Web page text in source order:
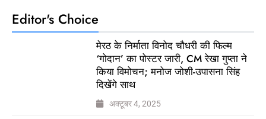
Editor's Choice
मेरठ के निर्माता विनोद चौधरी की फिल्म
‘गोदान’ का पोस्टर जारी, CM रेखा गुप्ता ने
किया विमोचन; मनोज जोशी-उपासना सिंह
दिखेंगे साथ
अक्टूबर 4, 2025